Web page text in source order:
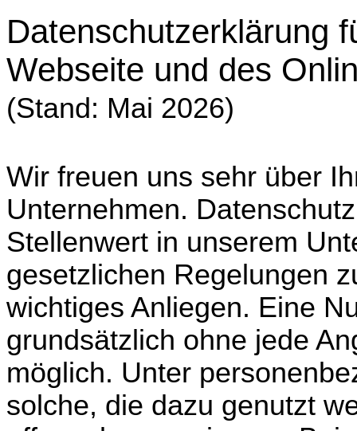
Datenschutzerklärung
Webseite und des
(Stand: Mai 2026)
Wir freuen uns sehr über
Unternehmen.
Stellenwert in unserem
gesetzlichen Regelungen
wichtiges Anliegen. Eine
grundsätzlich ohne jede
möglich. Unter
solche, die dazu genutzt